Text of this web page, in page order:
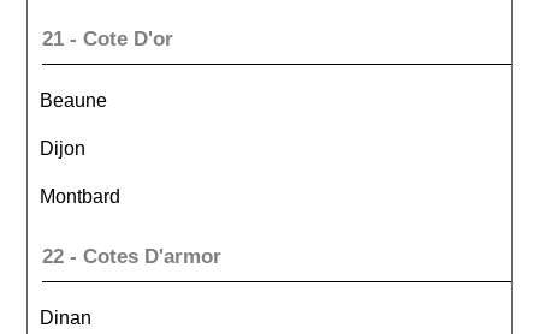
21 - Cote D'or
Beaune
Dijon
Montbard
22 - Cotes D'armor
Dinan